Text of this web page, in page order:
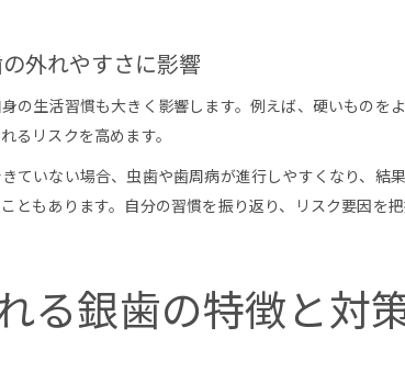
外れやすさに影響
の生活習慣も大きく影響します。例えば、硬いもの
るリスクを高めます。
ていない場合、虫歯や歯周病が進行しやすくなり、
ともあります。自分の習慣を振り返り、リスク要因を
る銀歯の特徴と対